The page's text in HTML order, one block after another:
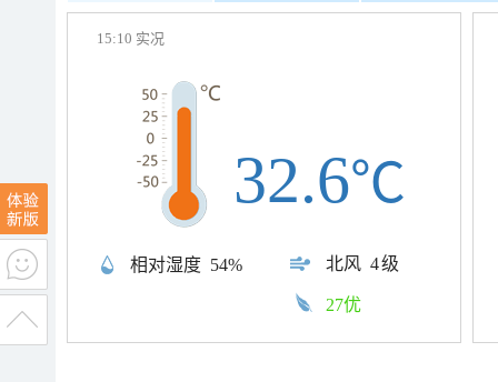
15:10 实况
相对湿度 54% 北风 4级
32.6℃
27优